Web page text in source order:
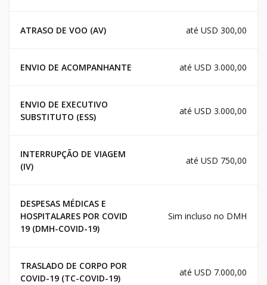
ATRASO DE VOO (AV) até USD 300,00
ENVIO DE ACOMPANHANTE até USD 3.000,00
ENVIO DE EXECUTIVO
SUBSTITUTO (ESS)
até USD 3.000,00
INTERRUPÇÃO DE VIAGEM
(IV)
até USD 750,00
DESPESAS MÉDICAS E
HOSPITALARES POR COVID
19 (DMH-COVID-19)
Sim incluso no DMH
TRASLADO DE CORPO POR
COVID-19 (TC-COVID-19)
até USD 7.000,00